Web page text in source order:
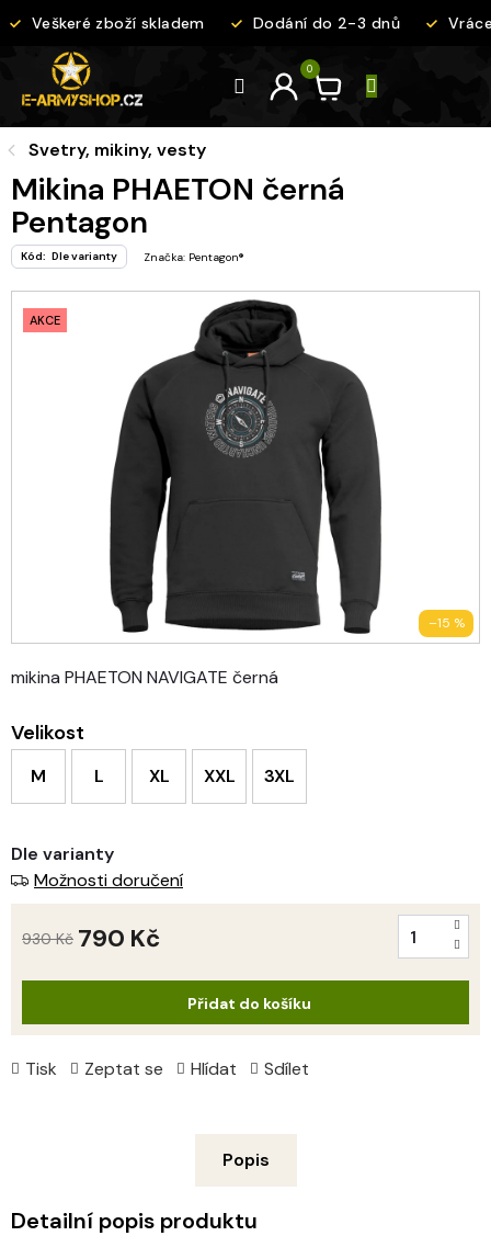
na
Veškeré zboží skladem Dodání do 2-3 dnů
Svetry, mikiny, vesty
Mikina PHAETON černá
Pentagon
Kód: Dle varianty Značka: Pentagon®
–15 %
AKCE
Velikost
M L XL XXL 3XL
mikina PHAETON NAVIGATE černá
Tisk Zeptat se Hlídat Sdílet
Dle varianty
Možnosti doručení
930 Kč 790 KčMěrná
Přidat do košíku
Popis
Detailní popis produktu